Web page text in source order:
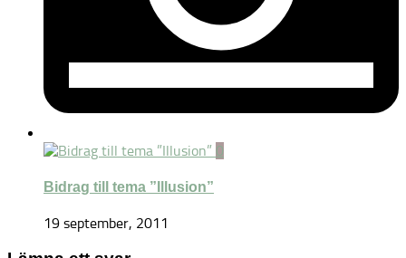
0
Bidrag till tema ”Illusion”
19 september, 2011